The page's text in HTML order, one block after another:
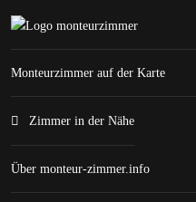
Monteurzimmer auf der Karte
Zimmer in der Nähe
Über monteur-zimmer.info